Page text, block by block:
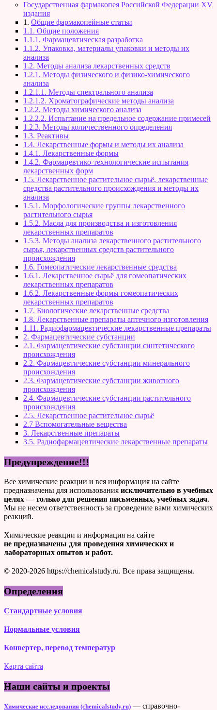
Государственная фармакопея Российской Федерации XV
издания
1. Общие фармакопейные статьи
1.1. Общие положения
1.1.1. Фармацевтическая разработка
1.1.2. Упаковка, материалы упаковки и методы их
анализа
1.2. Методы анализа лекарственных средств
1.2.1. Методы физического и физико-химического
анализа
1.2.1.1. Методы спектрального анализа
1.2.1.2. Хроматографические методы анализа
1.2.2. Методы химического анализа
1.2.2.2. Испытание на предельное содержание примесей
1.2.3. Методы количественного определения
1.3. Реактивы
1.4. Лекарственные формы и методы их анализа
1.4.1. Лекарственные формы
1.4.2. Фармацевтико-технологические испытания
лекарственных форм
1.5. Лекарственное растительное сырьё, лекарственные
средства растительного происхождения и методы их
анализа
1.5.1. Морфологические группы лекарственного
растительного сырья
1.5.2. Масла для производства и изготовления
лекарственных препаратов
1.5.3. Методы анализа лекарственного растительного
сырья, лекарственных средств растительного
происхождения
1.6. Гомеопатические лекарственные средства
1.6.1. Лекарственное сырьё для гомеопатических
лекарственных препаратов
1.6.2. Лекарственные формы гомеопатических
лекарственных препаратов
1.7. Биологические лекарственные средства
1.8. Лекарственные препараты аптечного изготовления
1.11. Радиофармацевтические лекарственные препараты
2. Фармацевтические субстанции
2.1. Фармацевтические субстанции синтетического
происхождения
2.2. Фармацевтические субстанции минерального
происхождения
2.3. Фармацевтические субстанции животного
происхождения
2.4. Фармацевтические субстанции растительного
происхождения
2.5. Лекарственное растительное сырьё
2.7 Вспомогательные вещества
3. Лекарственные препараты
3.5. Радиофармацевтические лекарственные препараты
Предупреждение!!!
Все химические реакции и вся информация на сайте
предназначены для использования исключительно в учебных
целях — только для решения письменных, учебных задач.
Мы не несем ответственность за проведение вами химических
реакций.
Химические реакции и информация на сайте
не предназначены для проведения химических и
лабораторных опытов и работ.
© 2020-2026 https://chemicalstudy.ru. Все права защищены.
Определения
Стандартные условия
Нормальные условия
Конвертер, перевод температур
Карта сайта
Наши сайты и проекты
Химические исследования (chemicalstudy.ru) — справочно-